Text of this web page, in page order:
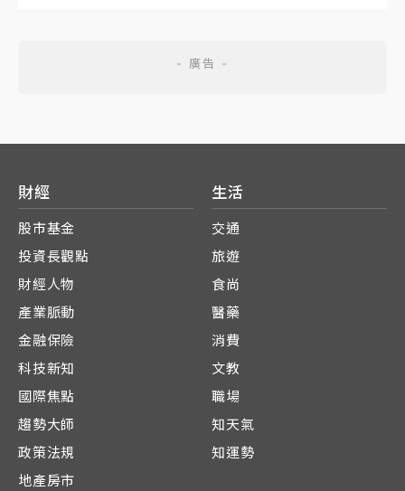
財經
股市基金
投資長觀點
財經人物
產業脈動
金融保險
科技新知
國際焦點
趨勢大師
政策法規
地產房市
生活
交通
旅遊
食尚
醫藥
消費
文教
職場
知天氣
知運勢